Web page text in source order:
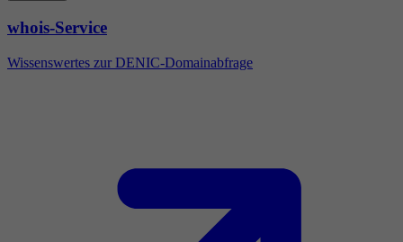
whois-Service
Wissenswertes zur DENIC-Domainabfrage